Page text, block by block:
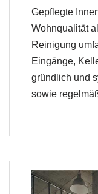
Gepflegte
Wohnqualität
Reinigung
Eingänge,
gründlich und
sowie